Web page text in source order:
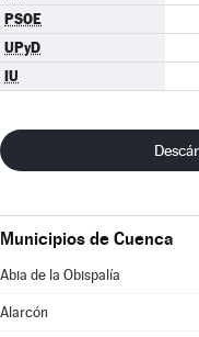
PSOE
UPyD
IU
Municipios de Cuenca
Abia de la Obispalía
Alarcón